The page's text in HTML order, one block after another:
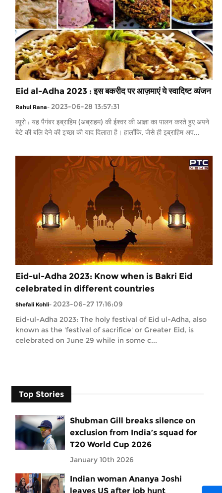
Eid al-Adha 2023 : इस बकरीद पर आज़माएं ये स्वादिष्ट व्यंजन
Rahul Rana- 2023-06-28 13:57:31
ब्यूरो : यह पैगंबर इब्राहिम (अब्राहम) की ईश्वर की आज्ञा का पालन करते हुए अपने
बेटे की बलि देने की इच्छा की याद दिलाता है। हालाँकि, जैसे ही इब्राहिम अप...
Eid-ul-Adha 2023: Know when is Bakri Eid
celebrated in different countries
Shefali Kohli- 2023-06-27 17:16:09
Eid-ul-Adha 2023: The holy festival of Eid ul-Adha, also
known as the 'festival of sacrifice' or Greater Eid, is
celebrated on June 29 while in some c...
Top Stories
Shubman Gill breaks silence on
exclusion from India’s squad for
T20 World Cup 2026
January 10th 2026
Indian woman Ananya Joshi
leaves US after job hunt